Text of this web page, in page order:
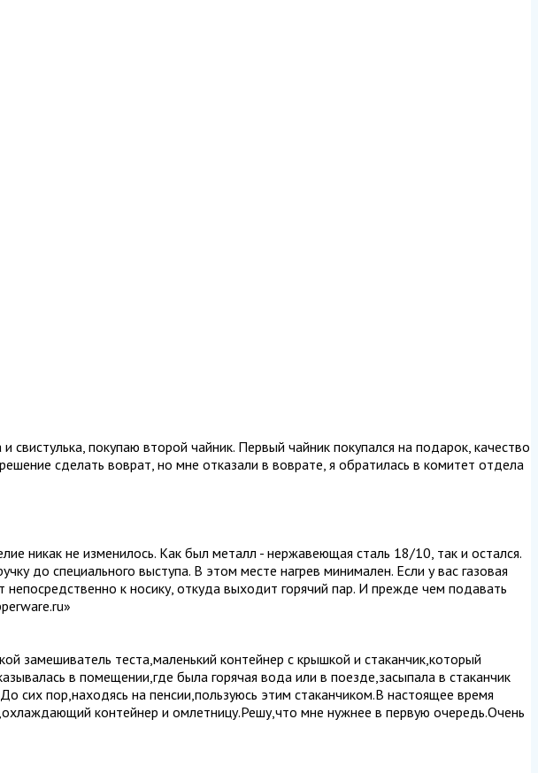
покупаю второй чайник. Первый чайник покупался на подарок, качество
сделать воврат, но мне отказали в воврате, я обратилась в комитет отдела
никак не изменилось. Как был металл - нержавеющая сталь 18/10, так и остался.
до специального выступа. В этом месте нагрев минимален. Если у вас газовая
к носику, откуда выходит горячий пар. И прежде чем подавать
»
замешиватель теста,маленький контейнер с крышкой и стаканчик,который
в помещении,где была горячая вода или в поезде,засыпала в стаканчик
сих пор,находясь на пенсии,пользуюсь этим стаканчиком.В настоящее время
контейнер и омлетницу.Решу,что мне нужнее в первую очередь.Очень